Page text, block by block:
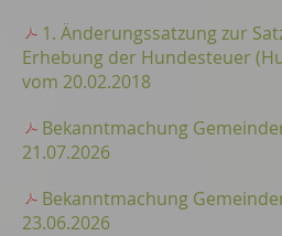
1. Änderungssatzung zur
Erhebung der Hundesteuer
vom 20.02.2018
Bekanntmachung
21.07.2026
Bekanntmachung
23.06.2026